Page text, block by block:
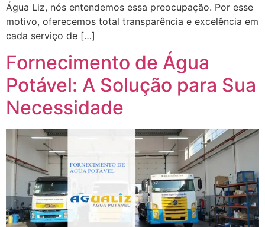
Água Liz, nós entendemos essa preocupação. Por esse
motivo, oferecemos total transparência e excelência em
cada serviço de […]
Fornecimento de Água
Potável: A Solução para Sua
Necessidade